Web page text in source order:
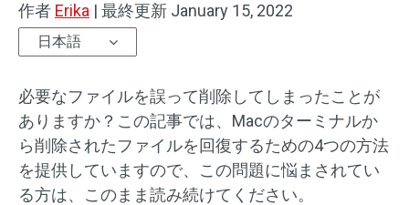
作者 Erika | 最終更新 January 15, 2022
日本語
必要なファイルを誤って削除してしまったことが
ありますか？この記事では、Macのターミナルか
ら削除されたファイルを回復するための4つの方法
を提供していますので、この問題に悩まされてい
る方は、このまま読み続けてください。